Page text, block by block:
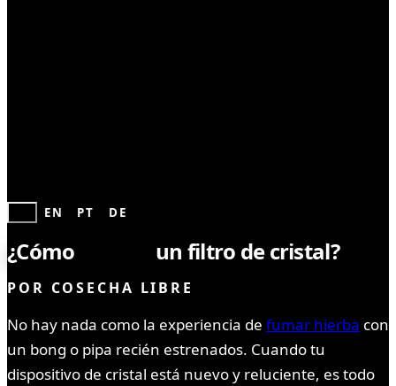
EN PT DE
¿Cómo un filtro de cristal?
POR COSECHA LIBRE
No hay nada como la experiencia de fumar hierba con
un bong o pipa recién estrenados. Cuando tu
dispositivo de cristal está nuevo y reluciente, es todo